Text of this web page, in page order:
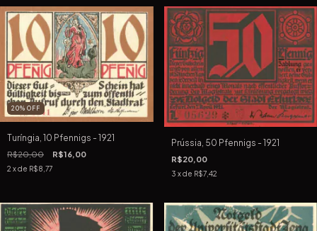
20% OFF
Turíngia, 10 Pfennigs - 1921
R$20,00 R$16,00
2 x de R$8,77
Prússia, 50 Pfennigs - 1921
R$20,00
3 x de R$7,42